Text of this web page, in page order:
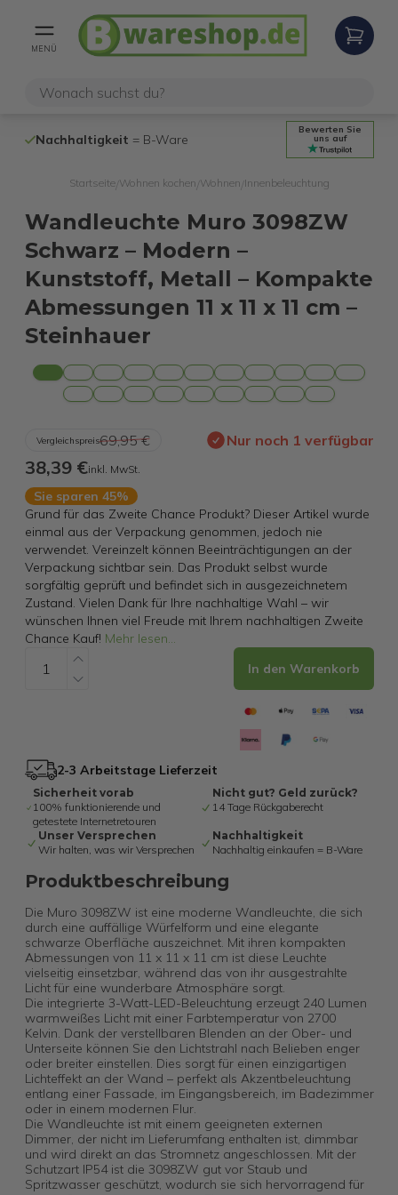
MENÜ
Nachhaltigkeit = B-Ware 100%
Bewerten Sie
uns auf
Startseite/ Wohnen kochen Wohnen Innenbeleuchtung
Wandleuchte Muro 3098ZW
Schwarz – Modern –
Kunststoff, Metall – Kompakte
Abmessungen 11 x 11 x 11 cm –
Steinhauer
Vergleichspreis69,95 € Nur noch 1 verfügbar
38,39 €inkl. MwSt.
Sie sparen 45%
Grund für das Zweite Chance Produkt? Dieser Artikel wurde
einmal aus der Verpackung genommen, jedoch nie
verwendet. Vereinzelt können Beeinträchtigungen an der
Verpackung sichtbar sein. Das Produkt selbst wurde
sorgfältig geprüft und befindet sich in ausgezeichnetem
Zustand. Vielen Dank für Ihre nachhaltige Wahl – wir
wünschen Ihnen viel Freude mit Ihrem nachhaltigen Zweite
Chance Kauf! Mehr lesen...
In den Warenkorb
2-3 Arbeitstage Lieferzeit
Sicherheit vorab
100% funktionierende und
getestete Internetretouren
Nicht gut? Geld zurück?
14 Tage Rückgaberecht
Unser Versprechen
Wir halten, was wir Versprechen
Nachhaltigkeit
Nachhaltig einkaufen = B-Ware
Produktbeschreibung
Die Muro 3098ZW ist eine moderne Wandleuchte, die sich
durch eine auffällige Würfelform und eine elegante
schwarze Oberfläche auszeichnet. Mit ihren kompakten
Abmessungen von 11 x 11 x 11 cm ist diese Leuchte
vielseitig einsetzbar, während das von ihr ausgestrahlte
Licht für eine wunderbare Atmosphäre sorgt.
Die integrierte 3-Watt-LED-Beleuchtung erzeugt 240 Lumen
warmweißes Licht mit einer Farbtemperatur von 2700
Kelvin. Dank der verstellbaren Blenden an der Ober- und
Unterseite können Sie den Lichtstrahl nach Belieben enger
oder breiter einstellen. Dies sorgt für einen einzigartigen
Lichteffekt an der Wand – perfekt als Akzentbeleuchtung
entlang einer Fassade, im Eingangsbereich, im Badezimmer
oder in einem modernen Flur.
Die Wandleuchte ist mit einem geeigneten externen
Dimmer, der nicht im Lieferumfang enthalten ist, dimmbar
und wird direkt an das Stromnetz angeschlossen. Mit der
Schutzart IP54 ist die 3098ZW gut vor Staub und
Spritzwasser geschützt, wodurch sie sich hervorragend für